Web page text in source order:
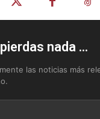
nada ...
las noticias más